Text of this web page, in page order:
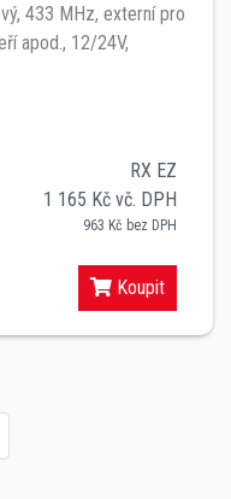
433 MHz, externí pro
apod., 12/24V,
RX EZ
1 165 Kč vč. DPH
963 Kč bez DPH
Koupit